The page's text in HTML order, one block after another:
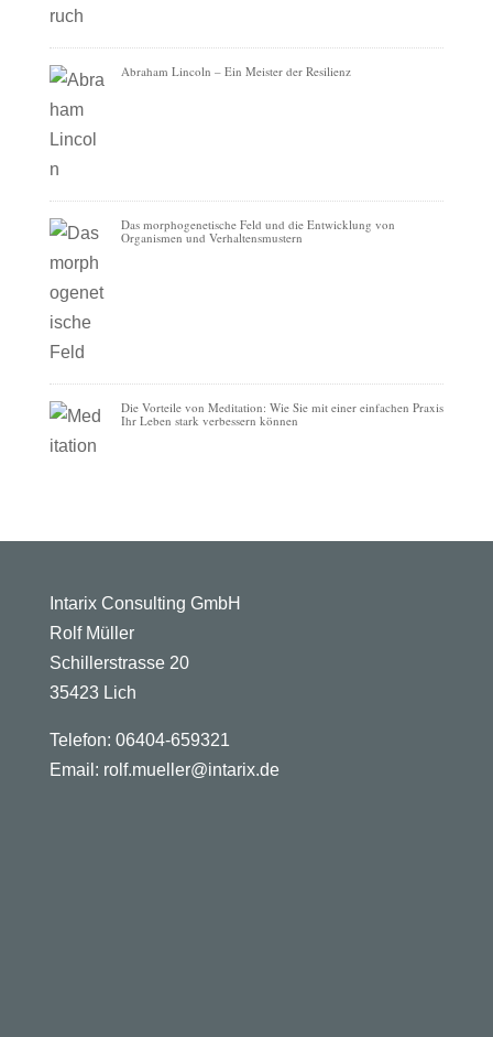
Abraham Lincoln – Ein Meister der Resilienz
Das morphogenetische Feld und die Entwicklung von
Organismen und Verhaltensmustern
Die Vorteile von Meditation: Wie Sie mit einer einfachen Praxis
Ihr Leben stark verbessern können
Intarix Consulting GmbH
Rolf Müller
Schillerstrasse 20
35423 Lich
Telefon: 06404-659321
Email: rolf.mueller@intarix.de